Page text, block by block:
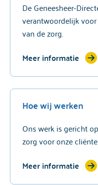
De Geneesheer-
verantwoordelijk
van de zorg.
Meer informatie
Hoe wij werken
Ons werk is gericht
zorg voor onze
Meer informatie